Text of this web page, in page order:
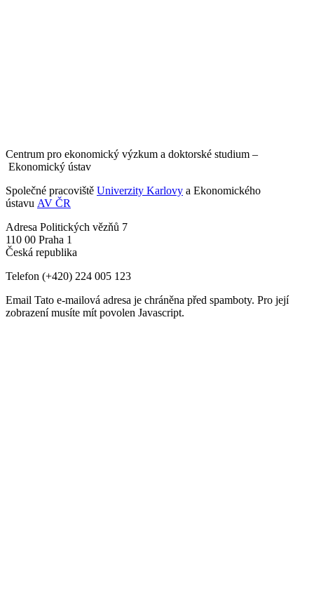
Centrum pro ekonomický výzkum a doktorské studium –
Ekonomický ústav
Společné pracoviště Univerzity Karlovy a Ekonomického
ústavu AV ČR
Adresa Politických vězňů 7
110 00 Praha 1
Česká republika
Telefon (+420) 224 005 123
Email Tato e-mailová adresa je chráněna před spamboty. Pro její
zobrazení musíte mít povolen Javascript.